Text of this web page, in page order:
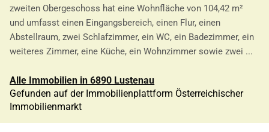
zweiten Obergeschoss hat eine Wohnfläche von 104,42 m²
und umfasst einen Eingangsbereich, einen Flur, einen
Abstellraum, zwei Schlafzimmer, ein WC, ein Badezimmer, ein
weiteres Zimmer, eine Küche, ein Wohnzimmer sowie zwei ...
Alle Immobilien in 6890 Lustenau
Gefunden auf der Immobilienplattform Österreichischer
Immobilienmarkt